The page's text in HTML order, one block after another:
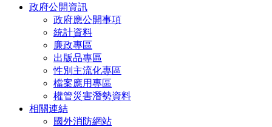
政府公開資訊
政府應公開事項
統計資料
廉政專區
出版品專區
性別主流化專區
檔案應用專區
權管災害潛勢資料
相關連結
國外消防網站